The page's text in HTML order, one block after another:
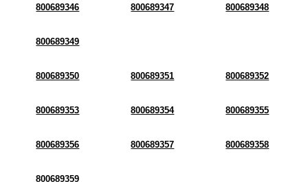
800689346 800689347 800689348
800689349
800689350 800689351 800689352
800689353 800689354 800689355
800689356 800689357 800689358
800689359